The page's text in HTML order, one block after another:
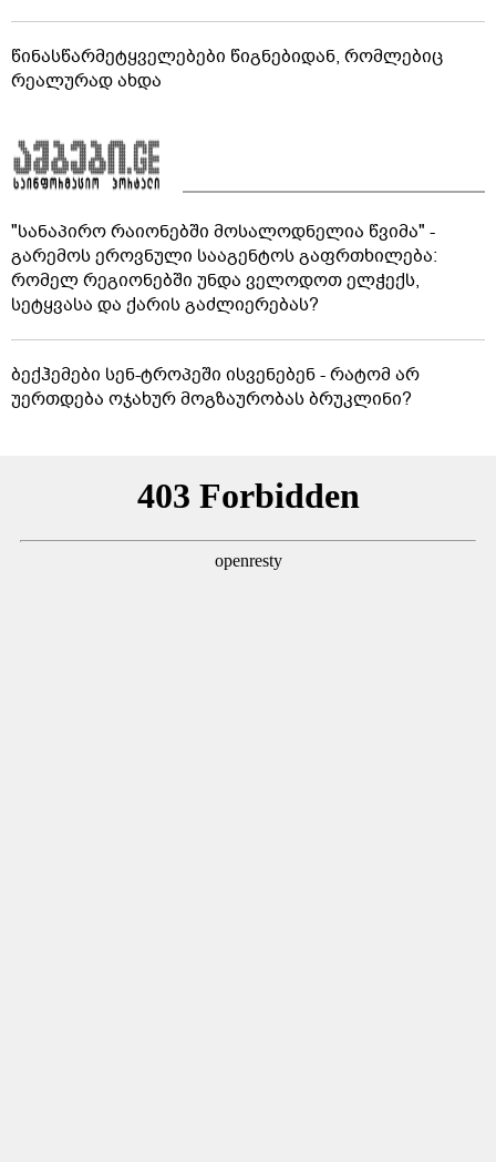
წინასწარმეტყველებები წიგნებიდან, რომლებიც
რეალურად ახდა
"სანაპირო რაიონებში მოსალოდნელია წვიმა" -
გარემოს ეროვნული სააგენტოს გაფრთხილება:
რომელ რეგიონებში უნდა ველოდოთ ელჭექს,
სეტყვასა და ქარის გაძლიერებას?
ბექჰემები სენ-ტროპეში ისვენებენ - რატომ არ
უერთდება ოჯახურ მოგზაურობას ბრუკლინი?